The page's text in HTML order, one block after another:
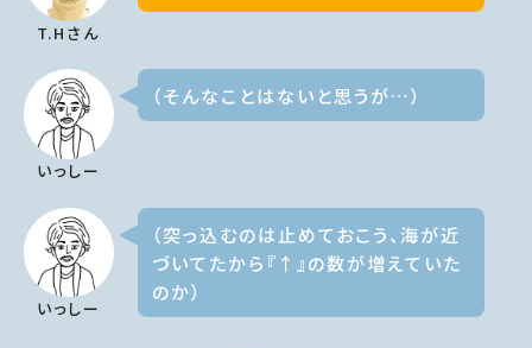
T.Hさん
いっしー
（そんなことはないと思うが…）
いっしー
（突っ込むのは止めておこう、海が近
づいてたから『↑』の数が増えていた
のか）